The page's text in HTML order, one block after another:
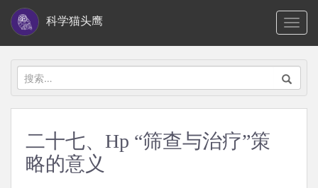
i
科学猫头鹰
搜
索：
二十七、Hp “筛查与治疗”策
略的意义